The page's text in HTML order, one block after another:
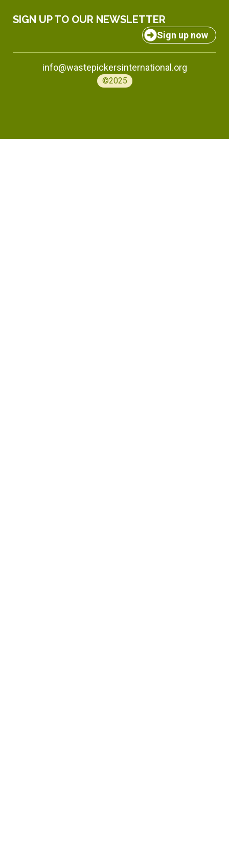
SIGN UP TO OUR NEWSLETTER
Sign up now
info@wastepickersinternational.org
©2025